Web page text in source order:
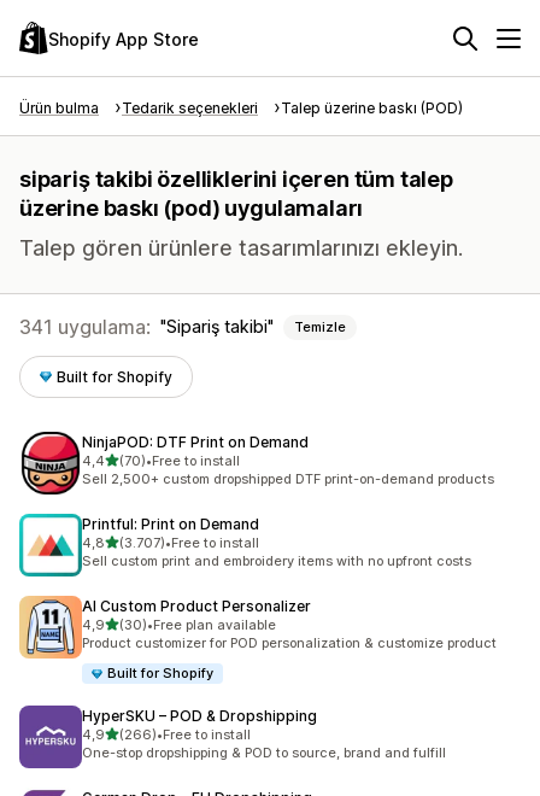
Shopify App Store
Ürün bulma Tedarik seçenekleri Talep üzerine baskı (POD)
sipariş takibi özelliklerini içeren tüm talep
üzerine baskı (pod) uygulamaları
Talep gören ürünlere tasarımlarınızı ekleyin.
341 uygulama: Sipariş takibi Temizle
Built for Shopify
NinjaPOD: DTF Print on Demand
4,45 yıldız üzerinden
(70)
toplam 70 değerlendirme
•Free to install
Sell 2,500+ custom dropshipped DTF print-on-demand products
Printful: Print on Demand
4,85 yıldız üzerinden
(3.707)
toplam 3707 değerlendirme
•Free to install
Sell custom print and embroidery items with no upfront costs
AI Custom Product Personalizer
4,95 yıldız üzerinden
(30)
toplam 30 değerlendirme
•Free plan available
Product customizer for POD personalization & customize product
Built for Shopify
HyperSKU – POD & Dropshipping
4,95 yıldız üzerinden
(266)
toplam 266 değerlendirme
•Free to install
One-stop dropshipping & POD to source, brand and fulfill